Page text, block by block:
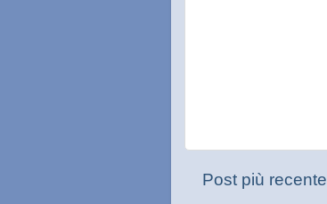
Post più recente